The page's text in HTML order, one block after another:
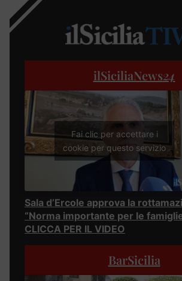
ilSiciliaNews24
Fai clic per accettare i
cookie per questo servizio
Sala d’Ercole approva la
“Norma importante per le
CLICCA PER IL VIDEO
BarSicilia